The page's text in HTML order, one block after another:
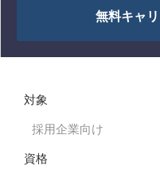
無料キャ
対象
採用企業向け
資格